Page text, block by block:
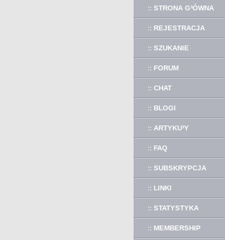
:: STRONA G³ÓWNA
:: REJESTRACJA
:: SZUKANIE
:: FORUM
:: CHAT
:: BLOGI
:: ARTYKU³Y
:: FAQ
:: SUBSKRYPCJA
:: LINKI
:: STATYSTYKA
:: MEMBERSHIP